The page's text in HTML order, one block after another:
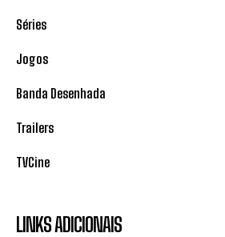
Séries
Jogos
Banda Desenhada
Trailers
TVCine
LINKS ADICIONAIS